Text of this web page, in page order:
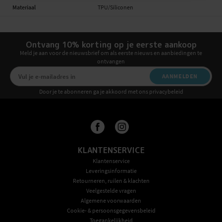
Materiaal TPU/Siliconen
Ontvang 10% korting op je eerste aankoop
Meld je aan voor de nieuwsbrief om als eerste nieuws en aanbiedingen te
ontvangen
AANMELDEN
Door je te abonneren ga je akkoord met ons privacybeleid
KLANTENSERVICE
Klantenservice
Leveringsinformatie
Retourneren, ruilen & klachten
Veelgestelde vragen
Algemene voorwaarden
Cookie- & persoonsgegevensbeleid
Toegankelijkheid